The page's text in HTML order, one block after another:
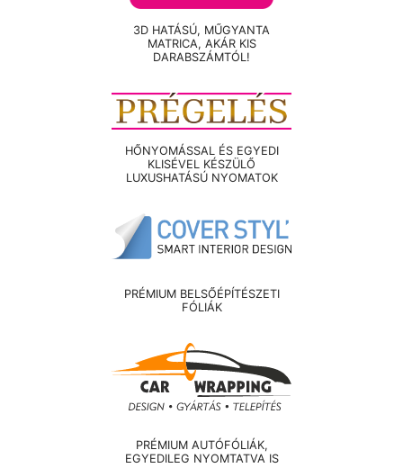
3D HATÁSÚ, MŰGYANTA
MATRICA, AKÁR KIS
DARABSZÁMTÓL!
HŐNYOMÁSSAL ÉS EGYEDI
KLISÉVEL KÉSZÜLŐ
LUXUSHATÁSÚ NYOMATOK
PRÉMIUM BELSŐÉPÍTÉSZETI
FÓLIÁK
PRÉMIUM AUTÓFÓLIÁK,
EGYEDILEG NYOMTATVA IS